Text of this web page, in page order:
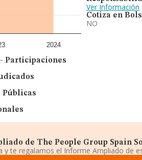
2024
Participaciones
Públicas
Ver Información
Cotiza en
NO
de The People Group Spain
y te regalamos el Informe Ampliado de